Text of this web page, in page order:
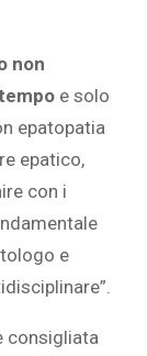
non
e solo
epatopatia
epatico,
con i
e
consigliata